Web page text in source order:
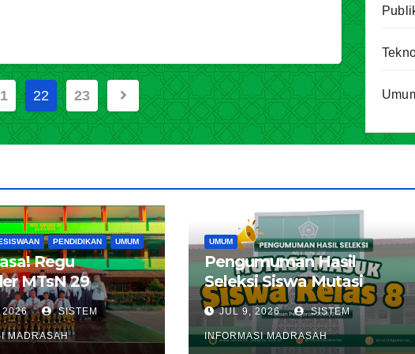
22 23
PENDIDIKAN UMUM
Regu
MTsN 29
Lolos ke LT III
Timur, Borong
Prestasi di LT II
2026 SISTEM
MADRASAH
UMUM
Pengumuman Hasil
Seleksi Siswa Mutasi
Kelas 8 MTsN 29 Jakarta
Timur Tahun Pelajaran
2026 / 2027
JUL 9, 2026 SISTEM
INFORMASI MADRASAH